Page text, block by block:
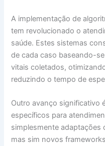
A implementação de
tem revolucionado o
saúde. Estes sistemas
de cada caso baseando-
vitais coletados,
reduzindo o tempo de
Outro avanço significativo
específicos para
simplesmente
mas sim novos